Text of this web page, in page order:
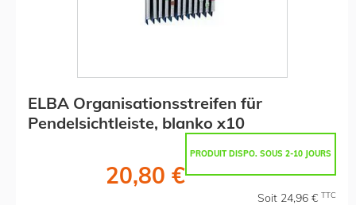
ELBA Organisationsstreifen für
Pendelsichtleiste, blanko x10
PRODUIT DISPO. SOUS 2-10 JOURS
20,80 €
Soit 24,96 € TTC